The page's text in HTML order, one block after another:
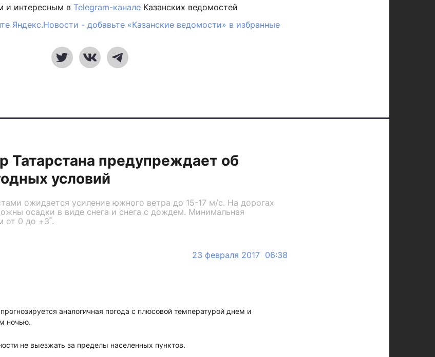
и интересным в Telegram-канале Казанских ведомостей
Яндекс.Новости - добавьте «Казанские ведомости» в избранные
Татарстана предупреждает об
условий
ожидается усиление южного ветра до 15-17 м/с. На дорогах
осадки в виде снега и снега с дождем. Минимальная
от 0 до +3˚.
23 февраля 2017 06:38
аналогичная погода с плюсовой температурой днем и
ночью.
не выезжать за пределы населенных пунктов.